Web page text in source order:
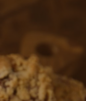
Sucres & Sans
Chocolat Sans
Sucres Ajoutés
Sucres Ajoutés